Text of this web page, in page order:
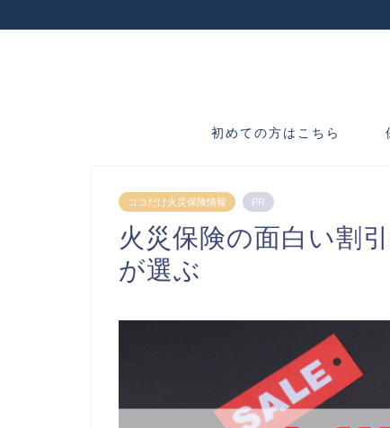
初めての方はこちら
ココだけ火災保険情報 PR
火災保険の面白い割
が選ぶ